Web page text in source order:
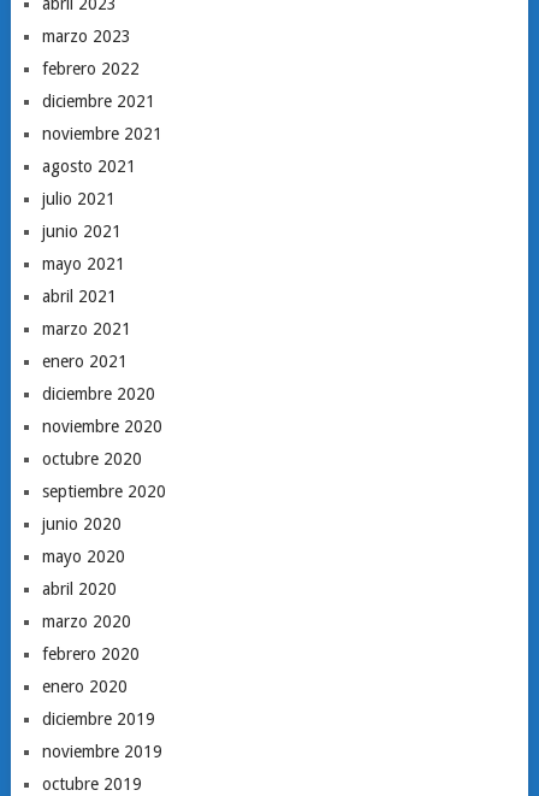
marzo 2023
febrero 2022
diciembre 2021
noviembre 2021
agosto 2021
julio 2021
junio 2021
mayo 2021
abril 2021
marzo 2021
enero 2021
diciembre 2020
noviembre 2020
octubre 2020
septiembre 2020
junio 2020
mayo 2020
abril 2020
marzo 2020
febrero 2020
enero 2020
diciembre 2019
noviembre 2019
octubre 2019